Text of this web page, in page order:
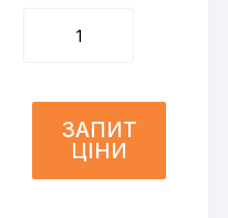
h=120
решіткою
ЗАПИТ
ЦІНИ